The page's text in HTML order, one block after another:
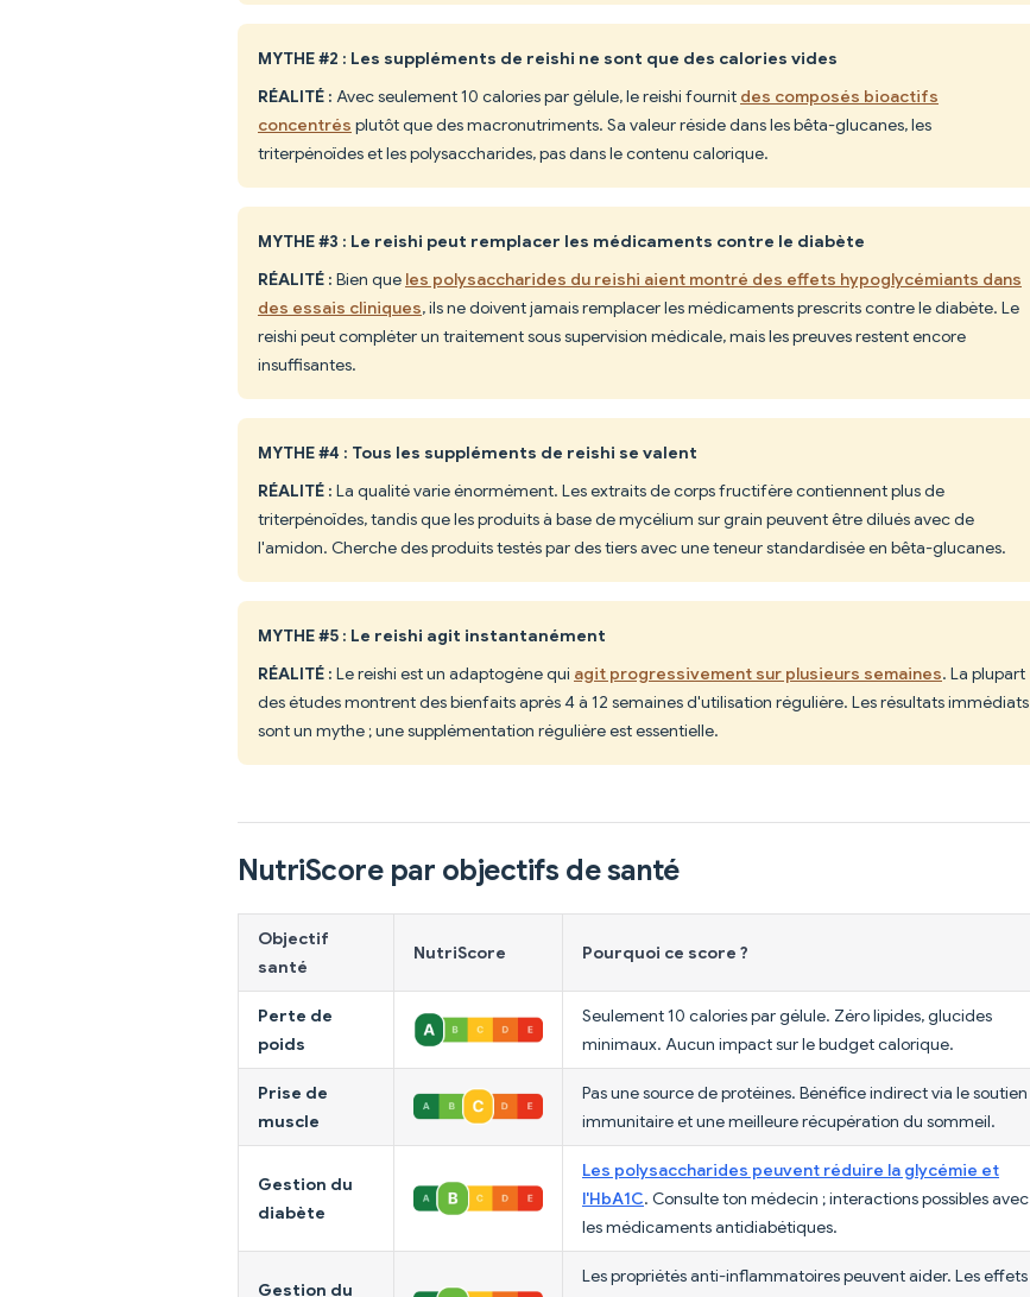
MYTHE #2 : Les suppléments de reishi ne sont que des calories vides
RÉALITÉ : Avec seulement 10 calories par gélule, le reishi fournit des composés bioactifs
concentrés plutôt que des macronutriments. Sa valeur réside dans les bêta-glucanes, les
triterpénoïdes et les polysaccharides, pas dans le contenu calorique.
MYTHE #3 : Le reishi peut remplacer les médicaments contre le diabète
RÉALITÉ : Bien que les polysaccharides du reishi aient montré des effets hypoglycémiants dans
des essais cliniques, ils ne doivent jamais remplacer les médicaments prescrits contre le diabète. Le
reishi peut compléter un traitement sous supervision médicale, mais les preuves restent encore
insuffisantes.
MYTHE #4 : Tous les suppléments de reishi se valent
RÉALITÉ : La qualité varie énormément. Les extraits de corps fructifère contiennent plus de
triterpénoïdes, tandis que les produits à base de mycélium sur grain peuvent être dilués avec de
l'amidon. Cherche des produits testés par des tiers avec une teneur standardisée en bêta-glucanes.
MYTHE #5 : Le reishi agit instantanément
RÉALITÉ : Le reishi est un adaptogène qui agit progressivement sur plusieurs semaines. La plupart
des études montrent des bienfaits après 4 à 12 semaines d'utilisation régulière. Les résultats immédiats
sont un mythe ; une supplémentation régulière est essentielle.
NutriScore par objectifs de santé
Objectif
santé
NutriScore Pourquoi ce score ?
Perte de
poids
Seulement 10 calories par gélule. Zéro lipides, glucides
minimaux. Aucun impact sur le budget calorique.
Prise de
muscle
Pas une source de protéines. Bénéfice indirect via le soutien
immunitaire et une meilleure récupération du sommeil.
Gestion du
diabète
Les polysaccharides peuvent réduire la glycémie et
l'HbA1C. Consulte ton médecin ; interactions possibles avec
les médicaments antidiabétiques.
Gestion du
Les propriétés anti-inflammatoires peuvent aider. Les effets